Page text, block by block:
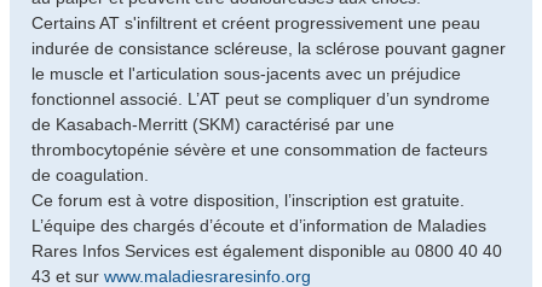
Certains AT s'infiltrent et créent progressivement une peau
indurée de consistance scléreuse, la sclérose pouvant gagner
le muscle et l'articulation sous-jacents avec un préjudice
fonctionnel associé. L’AT peut se compliquer d’un syndrome
de Kasabach-Merritt (SKM) caractérisé par une
thrombocytopénie sévère et une consommation de facteurs
de coagulation.
Ce forum est à votre disposition, l’inscription est gratuite.
L’équipe des chargés d’écoute et d’information de Maladies
Rares Infos Services est également disponible au 0800 40 40
43 et sur www.maladiesraresinfo.org